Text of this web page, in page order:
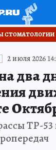
СТОМАТОЛОГИИ
2 июля 2026
два
ТР-